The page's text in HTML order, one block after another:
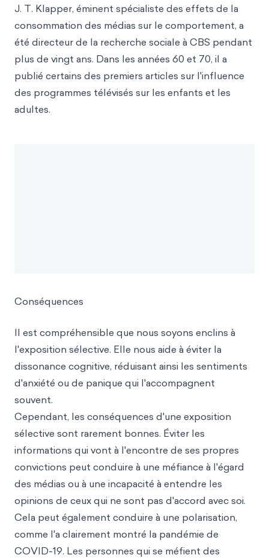
J. T. Klapper, éminent spécialiste des effets de la
consommation des médias sur le comportement, a
été directeur de la recherche sociale à CBS pendant
plus de vingt ans. Dans les années 60 et 70, il a
publié certains des premiers articles sur l'influence
des programmes télévisés sur les enfants et les
adultes.
Conséquences
Il est compréhensible que nous soyons enclins à
l'exposition sélective. Elle nous aide à éviter la
dissonance cognitive, réduisant ainsi les sentiments
d'anxiété ou de panique qui l'accompagnent
souvent.
Cependant, les conséquences d'une exposition
sélective sont rarement bonnes. Éviter les
informations qui vont à l'encontre de ses propres
convictions peut conduire à une méfiance à l'égard
des médias ou à une incapacité à entendre les
opinions de ceux qui ne sont pas d'accord avec soi.
Cela peut également conduire à une polarisation,
comme l'a clairement montré la pandémie de
COVID-19. Les personnes qui se méfient des